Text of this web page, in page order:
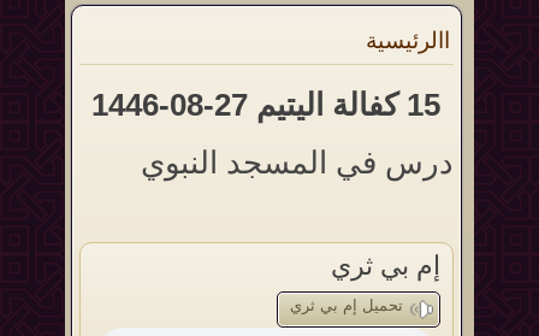
االرئيسية
15 كفالة اليتيم 27-08-1446
درس في المسجد النبوي
إم بي ثري
تحميل إم بي ثري